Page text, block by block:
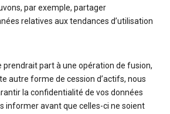
par exemple, partager
relatives aux tendances d’utilisation
prendrait part à une opération de fusion,
autre forme de cession d’actifs, nous
la confidentialité de vos données
informer avant que celles-ci ne soient